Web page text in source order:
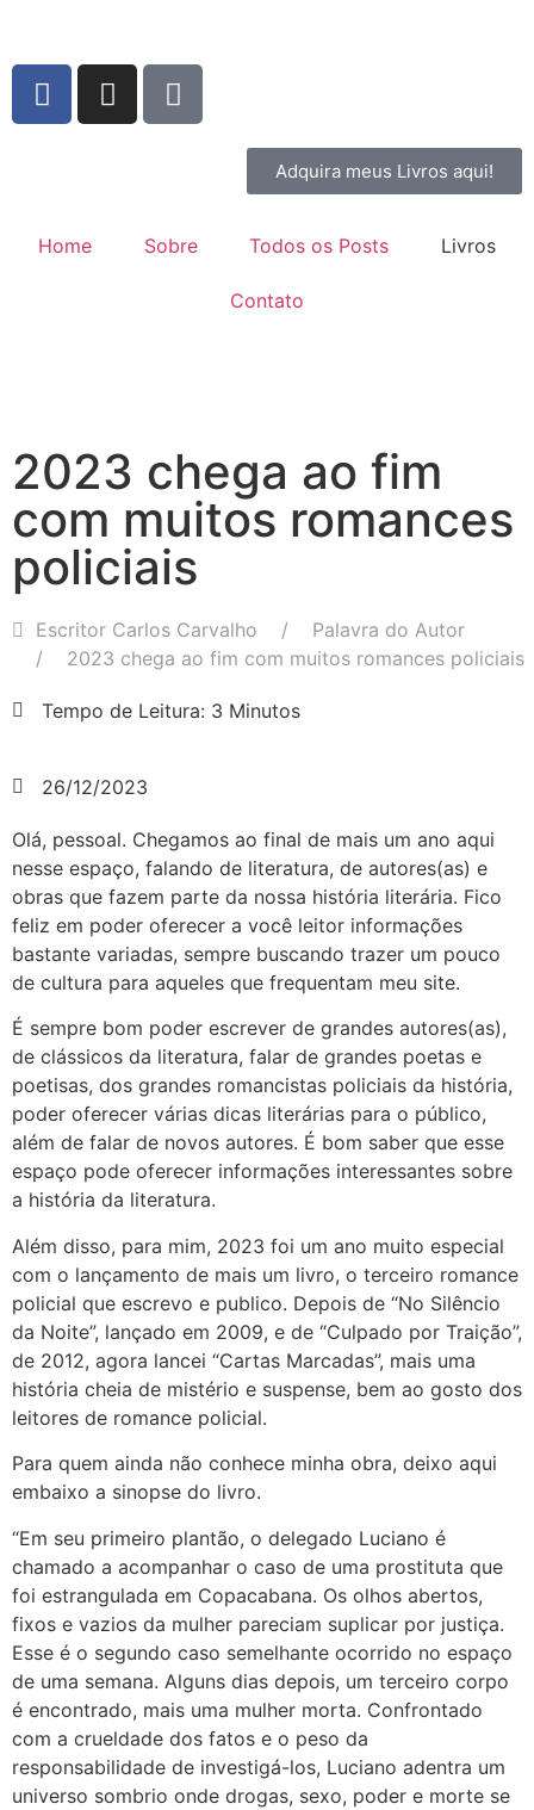
Adquira meus Livros aqui!
Home Sobre Todos os Posts Livros
Contato
2023 chega ao fim
com muitos romances
policiais
Escritor Carlos Carvalho
Palavra do Autor
2023 chega ao fim com muitos romances policiais
Tempo de Leitura: 3 Minutos
26/12/2023
Olá, pessoal. Chegamos ao final de mais um ano aqui
nesse espaço, falando de literatura, de autores(as) e
obras que fazem parte da nossa história literária. Fico
feliz em poder oferecer a você leitor informações
bastante variadas, sempre buscando trazer um pouco
de cultura para aqueles que frequentam meu site.
É sempre bom poder escrever de grandes autores(as),
de clássicos da literatura, falar de grandes poetas e
poetisas, dos grandes romancistas policiais da história,
poder oferecer várias dicas literárias para o público,
além de falar de novos autores. É bom saber que esse
espaço pode oferecer informações interessantes sobre
a história da literatura.
Além disso, para mim, 2023 foi um ano muito especial
com o lançamento de mais um livro, o terceiro romance
policial que escrevo e publico. Depois de “No Silêncio
da Noite”, lançado em 2009, e de “Culpado por Traição”,
de 2012, agora lancei “Cartas Marcadas”, mais uma
história cheia de mistério e suspense, bem ao gosto dos
leitores de romance policial.
Para quem ainda não conhece minha obra, deixo aqui
embaixo a sinopse do livro.
“Em seu primeiro plantão, o delegado Luciano é
chamado a acompanhar o caso de uma prostituta que
foi estrangulada em Copacabana. Os olhos abertos,
fixos e vazios da mulher pareciam suplicar por justiça.
Esse é o segundo caso semelhante ocorrido no espaço
de uma semana. Alguns dias depois, um terceiro corpo
é encontrado, mais uma mulher morta. Confrontado
com a crueldade dos fatos e o peso da
responsabilidade de investigá-los, Luciano adentra um
universo sombrio onde drogas, sexo, poder e morte se